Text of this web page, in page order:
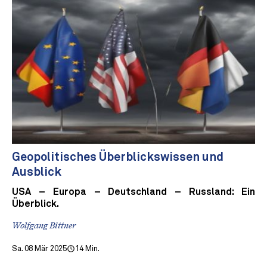
Geopolitisches Überblickswissen und
Ausblick
USA – Europa – Deutschland – Russland: Ein
Überblick.
Wolfgang Bittner
Sa. 08 Mär 2025 14 Min.